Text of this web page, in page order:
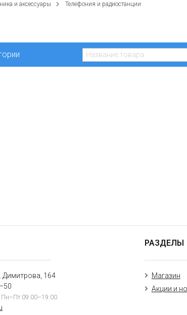
и аксессуары Телефония и радиостанции
Димитрова, 164
Пн–Пт 09:00–19:00
РАЗДЕЛЫ
Магазин
Акции и